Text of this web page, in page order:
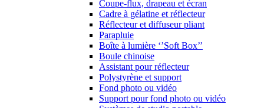
Coupe-flux, drapeau et écran
Cadre à gélatine et réflecteur
Réflecteur et diffuseur pliant
Parapluie
Boîte à lumière ‘’Soft Box’’
Boule chinoise
Assistant pour réflecteur
Polystyrène et support
Fond photo ou vidéo
Support pour fond photo ou vidéo